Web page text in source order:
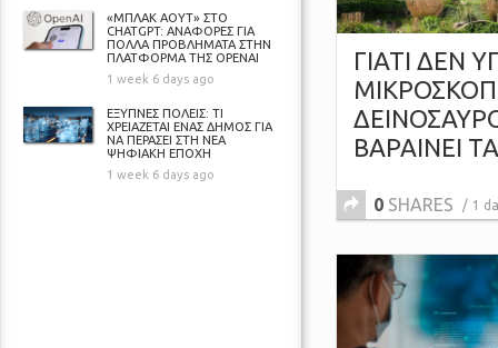
«ΜΠΛΑΚ ΑΟΥΤ» ΣΤΟ
CHATGPT: ΑΝΑΦΟΡΕΣ ΓΙΑ
ΠΟΛΛΑ ΠΡΟΒΛΗΜΑΤΑ ΣΤΗΝ
ΠΛΑΤΦΟΡΜΑ ΤΗΣ OPENAI
1 week 6 days ago
ΕΞΥΠΝΕΣ ΠΟΛΕΙΣ: ΤΙ
ΧΡΕΙΑΖΕΤΑΙ ΕΝΑΣ ΔΗΜΟΣ ΓΙΑ
ΝΑ ΠΕΡΑΣΕΙ ΣΤΗ ΝΕΑ
ΨΗΦΙΑΚΗ ΕΠΟΧΗ
1 week 6 days ago
ΓΙΑΤΙ ΔΕΝ
ΒΑΡΑΙΝΕΙ
0 SHARES 1